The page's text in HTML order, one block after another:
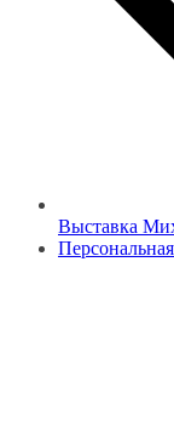
Выставка